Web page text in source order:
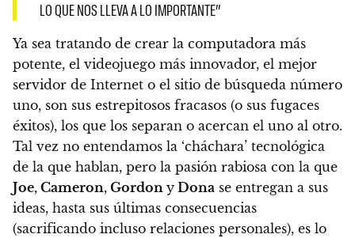
LO QUE NOS LLEVA A LO IMPORTANTE”
Ya sea tratando de crear la computadora más
potente, el videojuego más innovador, el mejor
servidor de Internet o el sitio de búsqueda número
uno, son sus estrepitosos fracasos (o sus fugaces
éxitos), los que los separan o acercan el uno al otro.
Tal vez no entendamos la ‘cháchara’ tecnológica
de la que hablan, pero la pasión rabiosa con la que
Joe, Cameron, Gordon y Dona se entregan a sus
ideas, hasta sus últimas consecuencias
(sacrificando incluso relaciones personales), es lo